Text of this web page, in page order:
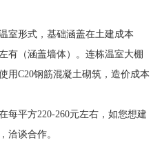
室形式，基础涵盖在土建成本
有（涵盖墙体）。连栋温室大棚
用C20钢筋混凝土砌筑，造价成本
每平方220-260元左右，如您想建
洽谈合作。